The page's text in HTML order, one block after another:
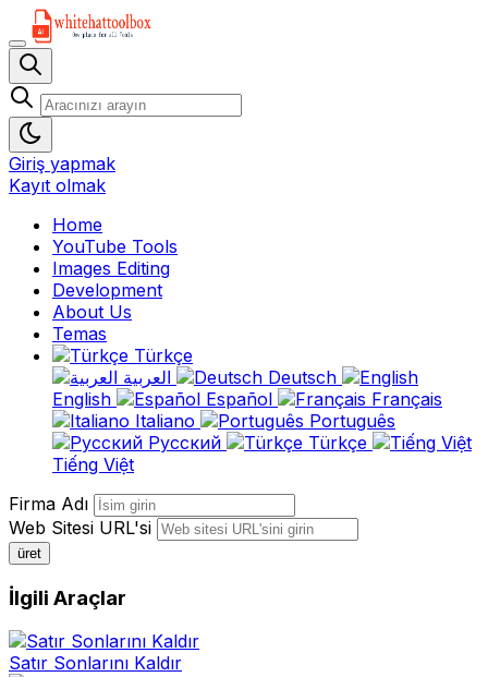
Giriş yapmak
Kayıt olmak
Home
YouTube Tools
Images Editing
Development
About Us
Temas
Türkçe
Deutsch
English
Español
Français
Italiano
Português
Русский
Türkçe
Tiếng Việt
Firma Adı
Web Sitesi URL'si
üret
İlgili Araçlar
Satır Sonlarını Kaldır